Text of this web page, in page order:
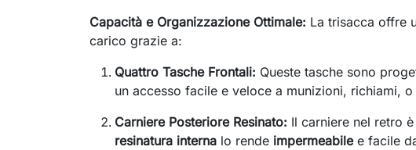
Capacità e Organizzazione Ottimale: La trisacca offre
carico grazie a:
Quattro Tasche Frontali: Queste tasche sono
un accesso facile e veloce a munizioni, richiami,
Carniere Posteriore Resinato: Il carniere nel retro
resinatura interna lo rende impermeabilee facile